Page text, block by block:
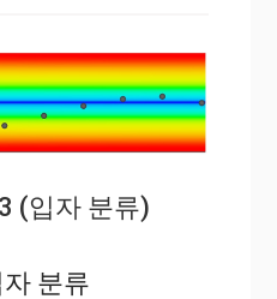
(입자 분류)
분류